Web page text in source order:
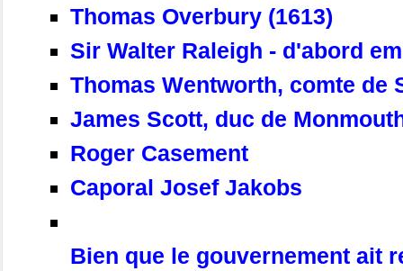
Thomas Overbury (1613)
Sir Walter Raleigh - d'abord
Thomas Wentworth, comte de
James Scott, duc de
Roger Casement
Caporal Josef Jakobs
Bien que le gouvernement ait